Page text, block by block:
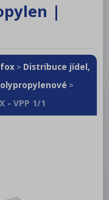
|
> Distribuce jídel,
>
- VPP 1/1